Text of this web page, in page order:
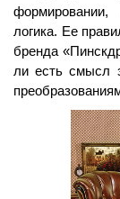
формировании,
логика. Ее
бренда
ли есть смысл